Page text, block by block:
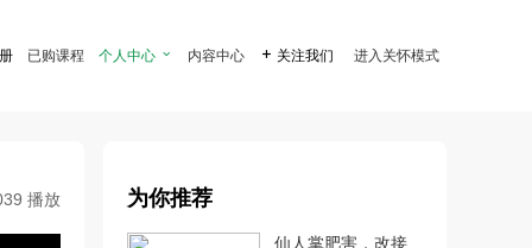
已购课程 个人中心  内容中心  关注我们 进入关怀模式
播放 为你推荐
仙人掌肥害，改接